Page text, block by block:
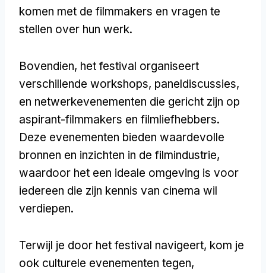
komen met de filmmakers en vragen te
stellen over hun werk.
Bovendien, het festival organiseert
verschillende workshops, paneldiscussies,
en netwerkevenementen die gericht zijn op
aspirant-filmmakers en filmliefhebbers.
Deze evenementen bieden waardevolle
bronnen en inzichten in de filmindustrie,
waardoor het een ideale omgeving is voor
iedereen die zijn kennis van cinema wil
verdiepen.
Terwijl je door het festival navigeert, kom je
ook culturele evenementen tegen,